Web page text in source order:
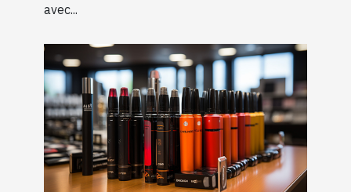
avec...